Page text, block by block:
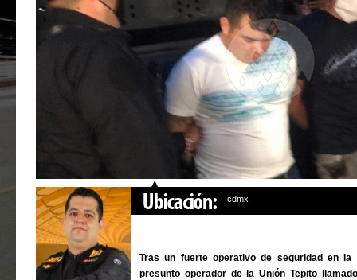
cdmx
Tras un fuerte operativo de seguridad en la
presunto operador de la Unión Tepito